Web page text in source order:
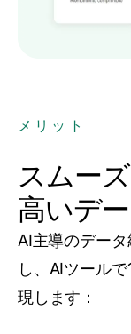
メリット
スムー
高いデ
AI主導のデー
し、AIツール
現します：